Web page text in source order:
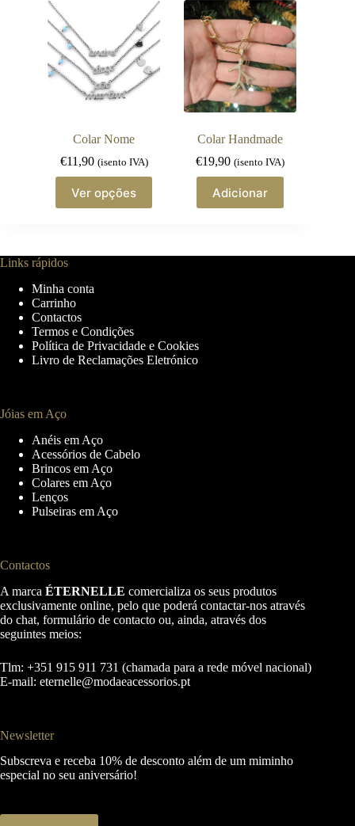
variants.
The
options
may
be
chosen
on
the
page
Colar Nome
€11,90 (isento IVA)
Ver opções
product
has
The
on
the
product
page
Colar Handmade
€19,90 (isento IVA)
Adicionar
Links rápidos
Minha conta
Carrinho
Contactos
Termos e Condições
Política de Privacidade e Cookies
Livro de Reclamações Eletrónico
Jóias em Aço
Anéis em Aço
Acessórios de Cabelo
Brincos em Aço
Colares em Aço
Lenços
Pulseiras em Aço
Contactos
A marca ÉTERNELLE comercializa os seus produtos
exclusivamente online, pelo que poderá contactar-nos através
do chat, formulário de contacto ou, ainda, através dos
seguintes meios:
Tlm: +351 915 911 731 (chamada para a rede móvel nacional)
E-mail: eternelle@modaeacessorios.pt
Newsletter
Subscreva e receba 10% de desconto além de um miminho
especial no seu aniversário!